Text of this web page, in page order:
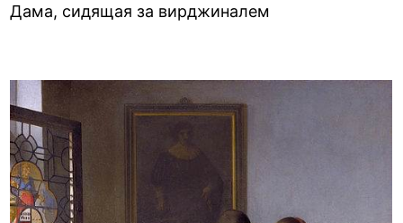
Дама, сидящая за вирджиналем